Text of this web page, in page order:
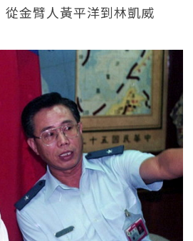
金臂人黃平洋到林凱威